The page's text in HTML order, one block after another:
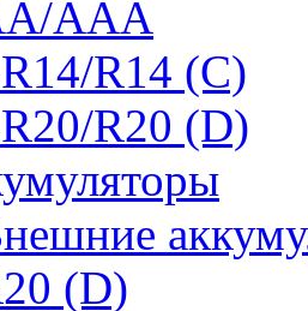
AAA
R14 (C)
R20 (D)
(D)